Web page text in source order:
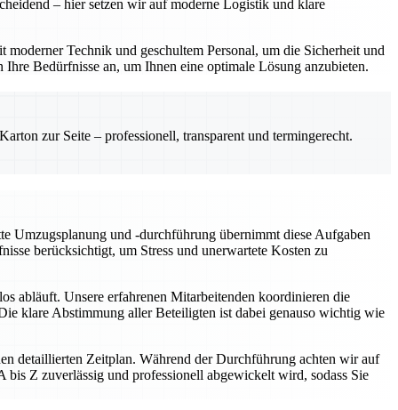
– hier setzen wir auf moderne Logistik und klare
Technik und geschultem Personal, um die Sicherheit und
Bedürfnisse an, um Ihnen eine optimale Lösung anzubieten.
zur Seite – professionell, transparent und termingerecht.
Umzugsplanung und -durchführung übernimmt diese Aufgaben
berücksichtigt, um Stress und unerwartete Kosten zu
abläuft. Unsere erfahrenen Mitarbeitenden koordinieren die
klare Abstimmung aller Beteiligten ist dabei genauso wichtig wie
detaillierten Zeitplan. Während der Durchführung achten wir auf
Z zuverlässig und professionell abgewickelt wird, sodass Sie